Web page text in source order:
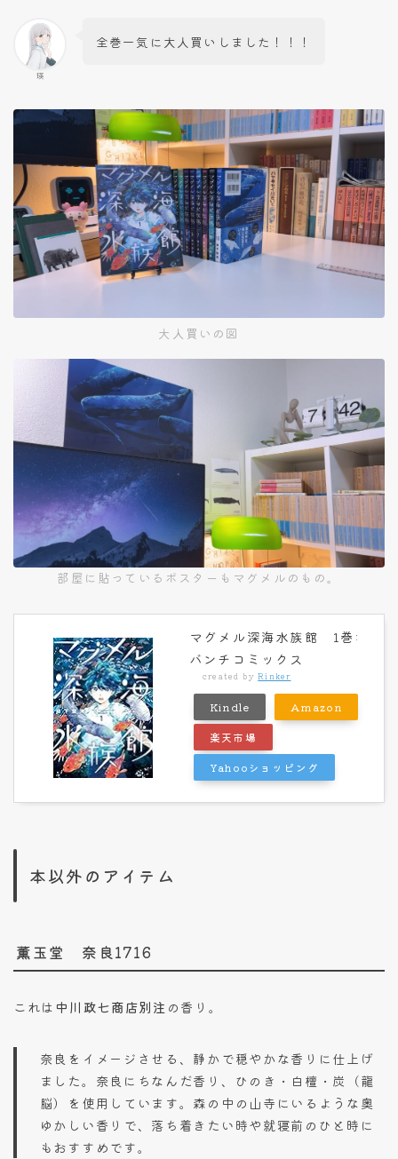
瑛
全巻一気に大人買いしました！！！
大人買いの図
部屋に貼っているポスターもマグメルのもの。
マグメル深海水族館 1巻:
バンチコミックス
created byRinker
Kindle Amazon
楽天市場
Yahooショッピング
本以外のアイテム
薫玉堂 奈良1716
これは 中川政七商店別注 の香り。
奈良をイメージさせる、静かで穏やかな香りに仕上げ
ました。奈良にちなんだ香り、ひのき・白檀・炭（龍
脳）を使用しています。森の中の山寺にいるような奥
ゆかしい香りで、落ち着きたい時や就寝前のひと時に
もおすすめです。